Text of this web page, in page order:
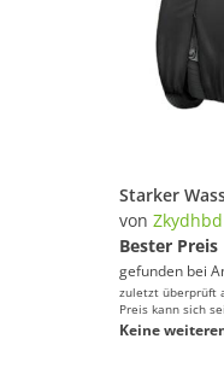
von Zkydhbd
Bester Preis
gefunden bei
zuletzt überprüft
Preis kann sich
Keine